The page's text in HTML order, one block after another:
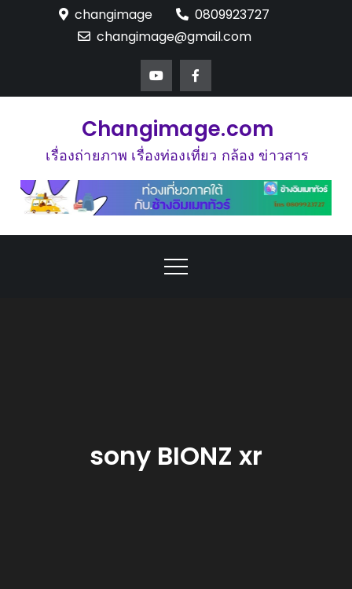
changimage
0809923727
changimage@gmail.com
Changimage.com
เรื่องถ่ายภาพ เรื่องท่องเที่ยว กล้อง ข่าวสาร
sony BIONZ xr